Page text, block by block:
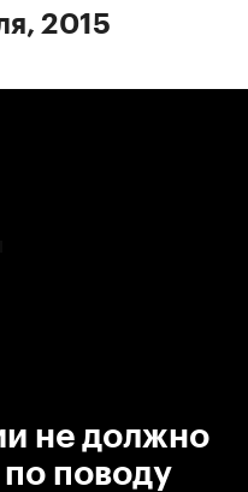
2015
не должно
поводу